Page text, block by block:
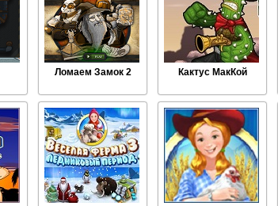
Ломаем Замок 2 Кактус МакКой